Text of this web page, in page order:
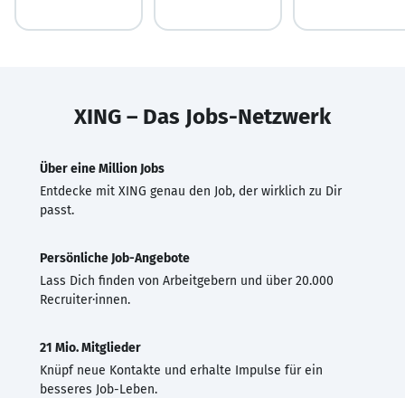
XING – Das Jobs-Netzwerk
Über eine Million Jobs
Entdecke mit XING genau den Job, der wirklich zu Dir
passt.
Persönliche Job-Angebote
Lass Dich finden von Arbeitgebern und über 20.000
Recruiter·innen.
21 Mio. Mitglieder
Knüpf neue Kontakte und erhalte Impulse für ein
besseres Job-Leben.